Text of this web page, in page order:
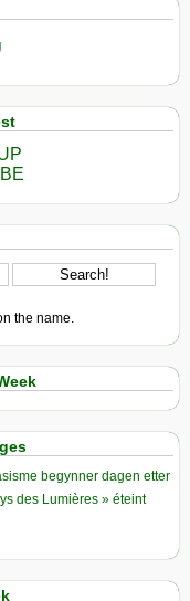
the name.
begynner dagen etter
des Lumières » éteint